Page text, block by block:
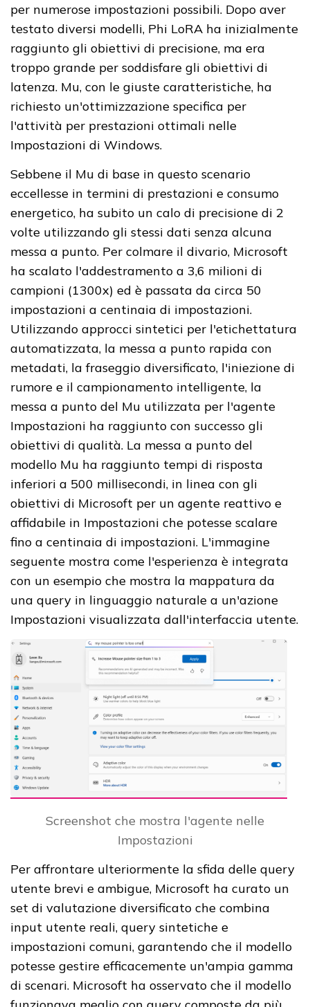
per numerose impostazioni possibili. Dopo aver
testato diversi modelli, Phi LoRA ha inizialmente
raggiunto gli obiettivi di precisione, ma era
troppo grande per soddisfare gli obiettivi di
latenza. Mu, con le giuste caratteristiche, ha
richiesto un'ottimizzazione specifica per
l'attività per prestazioni ottimali nelle
Impostazioni di Windows.
Sebbene il Mu di base in questo scenario
eccellesse in termini di prestazioni e consumo
energetico, ha subito un calo di precisione di 2
volte utilizzando gli stessi dati senza alcuna
messa a punto. Per colmare il divario, Microsoft
ha scalato l'addestramento a 3,6 milioni di
campioni (1300x) ed è passata da circa 50
impostazioni a centinaia di impostazioni.
Utilizzando approcci sintetici per l'etichettatura
automatizzata, la messa a punto rapida con
metadati, la fraseggio diversificato, l'iniezione di
rumore e il campionamento intelligente, la
messa a punto del Mu utilizzata per l'agente
Impostazioni ha raggiunto con successo gli
obiettivi di qualità. La messa a punto del
modello Mu ha raggiunto tempi di risposta
inferiori a 500 millisecondi, in linea con gli
obiettivi di Microsoft per un agente reattivo e
affidabile in Impostazioni che potesse scalare
fino a centinaia di impostazioni. L'immagine
seguente mostra come l'esperienza è integrata
con un esempio che mostra la mappatura da
una query in linguaggio naturale a un'azione
Impostazioni visualizzata dall'interfaccia utente.
Screenshot che mostra l'agente nelle
Impostazioni
Per affrontare ulteriormente la sfida delle query
utente brevi e ambigue, Microsoft ha curato un
set di valutazione diversificato che combina
input utente reali, query sintetiche e
impostazioni comuni, garantendo che il modello
potesse gestire efficacemente un'ampia gamma
di scenari. Microsoft ha osservato che il modello